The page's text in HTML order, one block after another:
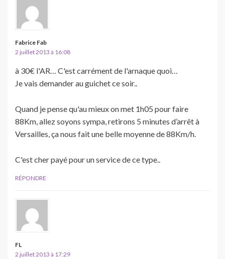
Fabrice Fab
2 juillet 2013 à 16:08
à 30€ l'AR… C'est carrément de l'arnaque quoi…
Je vais demander au guichet ce soir..
Quand je pense qu'au mieux on met 1h05 pour faire
88Km, allez soyons sympa, retirons 5 minutes d’arrêt à
Versailles, ça nous fait une belle moyenne de 88Km/h.
C'est cher payé pour un service de ce type..
RÉPONDRE
FL
2 juillet 2013 à 17:29